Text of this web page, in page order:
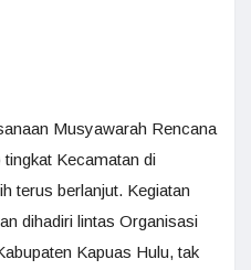
Musyawarah Rencana
Kecamatan di
terus berlanjut. Kegiatan
dihadiri lintas Organisasi
Kapuas Hulu, tak